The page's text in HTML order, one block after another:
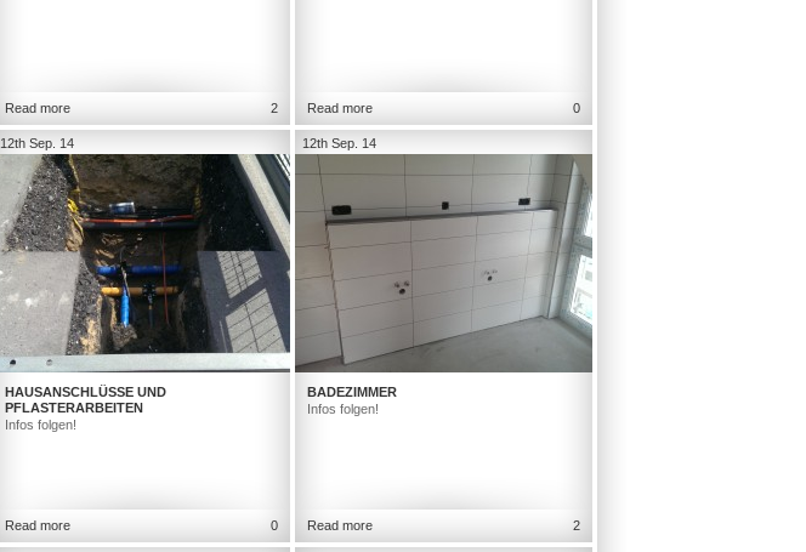
Read more 2 Read more 0
12th Sep. 14
HAUSANSCHLÜSSE UND
PFLASTERARBEITEN
Infos folgen!
Read more 0
12th Sep. 14
BADEZIMMER
Infos folgen!
Read more 2